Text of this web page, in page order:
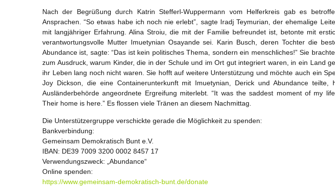
Nach der Begrüßung durch Katrin Stefferl-Wuppermann vom Helferkreis gab es
Ansprachen. “So etwas habe ich noch nie erlebt”, sagte Iradj Teymurian, der ehemalige
mit langjähriger Erfahrung. Alina Stroiu, die mit der Familie befreundet ist, betonte mit
verantwortungsvolle Mutter Imuetynian Osayande sei. Karin Busch, deren Tochter die
Abundance ist, sagte: “Das ist kein politisches Thema, sondern ein menschliches!” Sie
zum Ausdruck, warum Kinder, die in der Schule und im Ort gut integriert waren, in ein Land
ihr Leben lang noch nicht waren. Sie hofft auf weitere Unterstützung und möchte auch ein
Joy Dickson, die eine Containerunterkunft mit Imuetynian, Derick und Abundance teilte,
Ausländerbehörde angeordnete Ergreifung miterlebt. “It was the saddest moment of my
Their home is here.” Es flossen viele Tränen an diesem Nachmittag.
Die Unterstützergruppe verschickte gerade die Möglichkeit zu spenden:
Bankverbindung:
Gemeinsam Demokratisch Bunt e.V.
IBAN: DE39 7009 3200 0002 8457 17
Verwendungszweck: „Abundance“
Online spenden:
https://www.gemeinsam-demokratisch-bunt.de/donate